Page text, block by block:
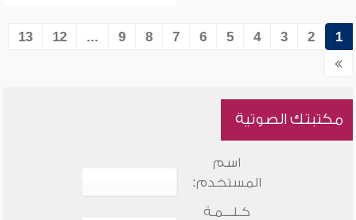
1
2
3
4
5
6
7
8
9
...
12
13
مكتبتك الصوتية
اسم
المستخدم:
كـلـــمـة